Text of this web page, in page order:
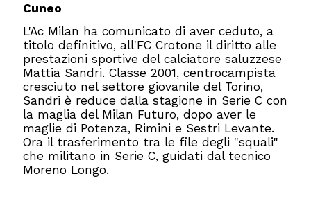
Cuneo
L'Ac Milan ha comunicato di aver ceduto, a
titolo definitivo, all'FC Crotone il diritto alle
prestazioni sportive del calciatore saluzzese
Mattia Sandri. Classe 2001, centrocampista
cresciuto nel settore giovanile del Torino,
Sandri è reduce dalla stagione in Serie C con
la maglia del Milan Futuro, dopo aver le
maglie di Potenza, Rimini e Sestri Levante.
Ora il trasferimento tra le file degli "squali"
che militano in Serie C, guidati dal tecnico
Moreno Longo.